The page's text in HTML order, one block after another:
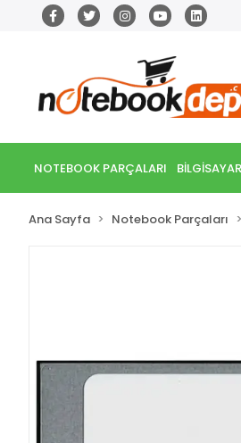
NOTEBOOK PARÇALARI
Ana Sayfa Notebook Parçaları